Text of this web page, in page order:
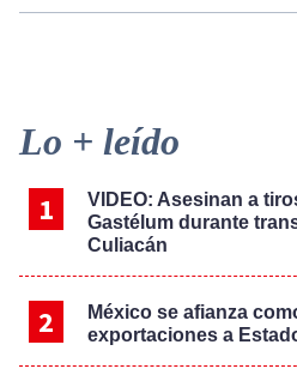
Primary
Sidebar
Lo + leído
VIDEO: Asesinan a
Gastélum durante
Culiacán
México se afianza
exportaciones a